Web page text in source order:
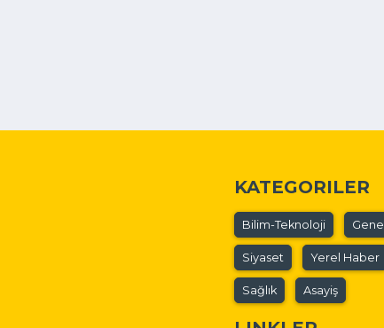
KATEGORILER
Bilim-Teknoloji Genel
Siyaset Yerel Haber
Sağlık Asayiş